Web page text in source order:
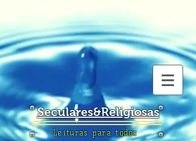
Seculares&Religiosas
Leituras para todos